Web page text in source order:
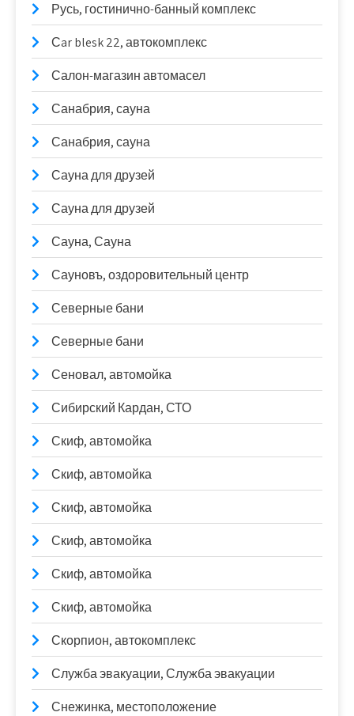
Русь, гостинично-банный комплекс
Сar blesk 22, автокомплекс
Салон-магазин автомасел
Санабрия, сауна
Санабрия, сауна
Сауна для друзей
Сауна для друзей
Сауна, Сауна
Сауновъ, оздоровительный центр
Северные бани
Северные бани
Сеновал, автомойка
Сибирский Кардан, СТО
Скиф, автомойка
Скиф, автомойка
Скиф, автомойка
Скиф, автомойка
Скиф, автомойка
Скиф, автомойка
Скорпион, автокомплекс
Служба эвакуации, Служба эвакуации
Снежинка, местоположение